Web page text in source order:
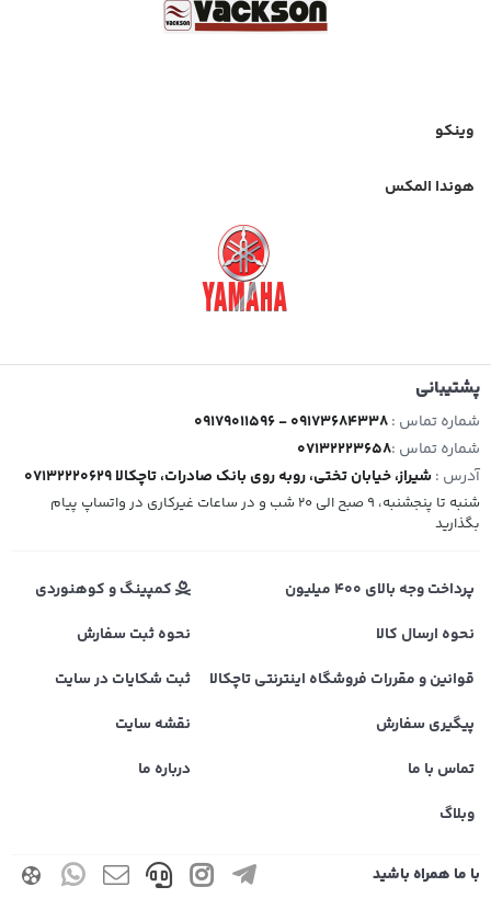
وینکو
هوندا المکس
پشتیبانی
شماره تماس :09179011596 - 09173684338
شماره تماس :07132223658
آدرس :شیراز، خیابان تختی، روبه روی بانک صادرات، تاچکالا 07132220629
شنبه تا پنجشنبه، 9 صبح الی 20 شب و در ساعات غیرکاری در واتساپ پیام
بگذارید
پرداخت وجه بالای 400 میلیون
کمپینگ و کوهنوردی
نحوه ارسال کالا
نحوه ثبت سفارش
قوانین و مقررات فروشگاه اینترنتی تاچکالا
ثبت شکایات در سایت
پیگیری سفارش
نقشه سایت
تماس با ما
درباره ما
وبلاگ
با ما همراه باشید